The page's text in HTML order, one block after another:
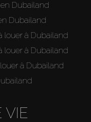
Dubailand
Dubailand
louer à Dubailand
louer à Dubailand
à Dubailand
VIE